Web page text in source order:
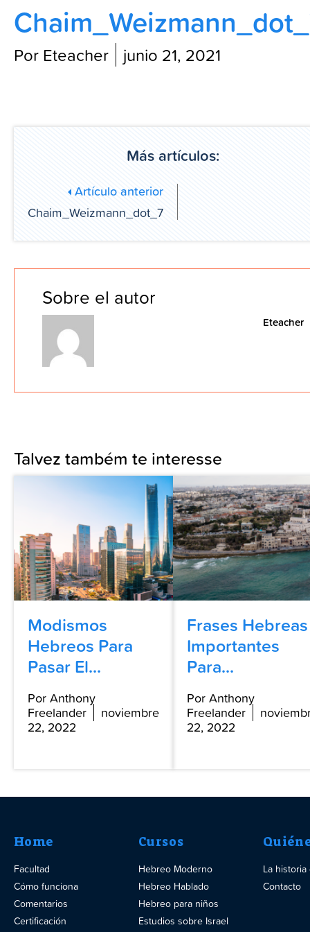
Blog
Por Eteacher junio 21, 2021
Más artículos:
Artículo anterior
Chaim_Weizmann_dot_7
Sobre el autor
Eteacher
Talvez também te interesse
Modismos
Hebreos Para
Pasar El...
Por Anthony
Freelander
noviembre
22, 2022
Frases Hebreas
Importantes
Para...
Por Anthony
Freelander
22, 2022
Home
Facultad
Cómo funciona
Comentarios
Certificación
Cursos
Hebreo Moderno
Hebreo Hablado
Hebreo para niños
Estudios sobre Israel
La
Contacto